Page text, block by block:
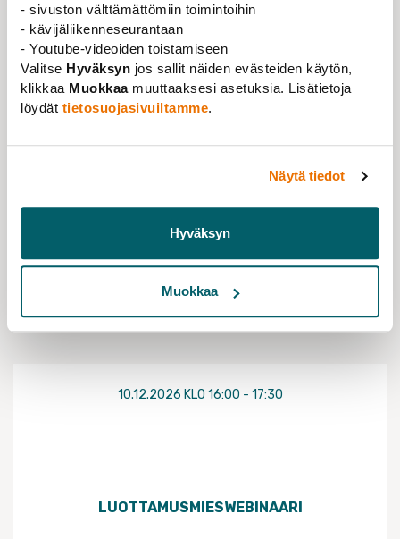
- sivuston välttämättömiin toimintoihin
- kävijäliikenneseurantaan
- Youtube-videoiden toistamiseen
Valitse Hyväksyn jos sallit näiden evästeiden käytön,
klikkaa Muokkaamuuttaaksesi asetuksia. Lisätietoja
löydät tietosuojasivuiltamme.
Näytä tiedot
Hyväksyn
Muokkaa
Ajankohtaista 21.05.2025
Yliopistoille uusi työehtosopimus:
opetustuntikatosta kokeilu, palkat nousevat
yleisen linjan mukaisesti – lakonuhka
TAPAHTUMAT
10.12.2026 KLO 16:00 - 17:30
LUOTTAMUSMIESWEBINAARI